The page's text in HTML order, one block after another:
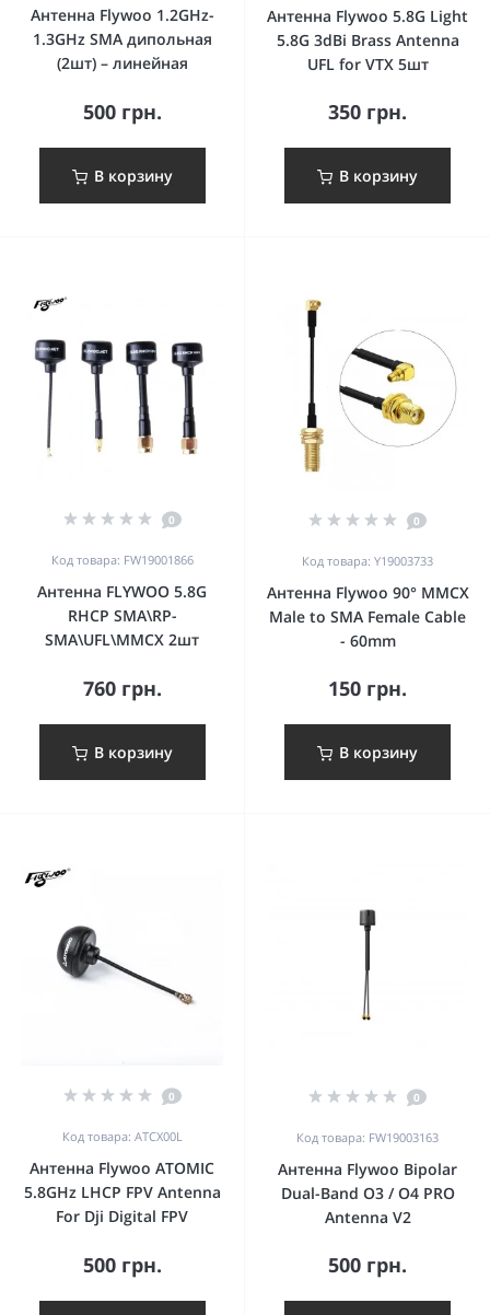
Антенна Flywoo 1.2GHz-
1.3GHz SMA дипольная
(2шт) – линейная
500 грн.
В корзину
Антенна Flywoo 5.8G Light
5.8G 3dBi Brass Antenna
UFL for VTX 5шт
350 грн.
В корзину
0
Код товара: FW19001866
Антенна FLYWOO 5.8G
RHCP SMA\RP-
SMA\UFL\MMCX 2шт
760 грн.
В корзину
0
Код товара: Y19003733
Антенна Flywoo 90° MMCX
Male to SMA Female Cable
- 60mm
150 грн.
В корзину
0
Код товара: ATCX00L
Антенна Flywoo ATOMIC
5.8GHz LHCP FPV Antenna
For Dji Digital FPV
500 грн.
0
Код товара: FW19003163
Антенна Flywoo Bipolar
Dual-Band O3 / O4 PRO
Antenna V2
500 грн.